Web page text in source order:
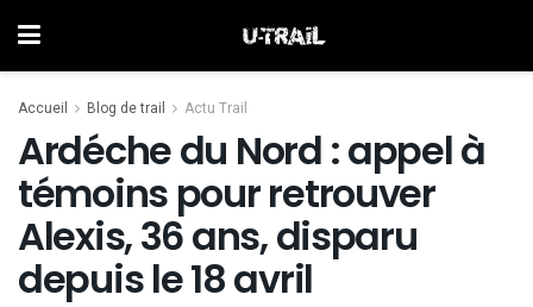
Accueil Blog de trail Actu Trail
Ardéche du Nord : appel à
témoins pour retrouver
Alexis, 36 ans, disparu
depuis le 18 avril